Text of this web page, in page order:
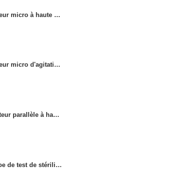
alimentaires et
réacteur micro à haute pression de laboratoire d'acier inoxydable
réacteur micro d'agitation haute pression en acier inoxydable de laboratoire
Réacteur parallèle à haute pression de 250 ml avec 2 cuves de réaction
pompe de test de stérilité étanche mini-taille de laboratoire